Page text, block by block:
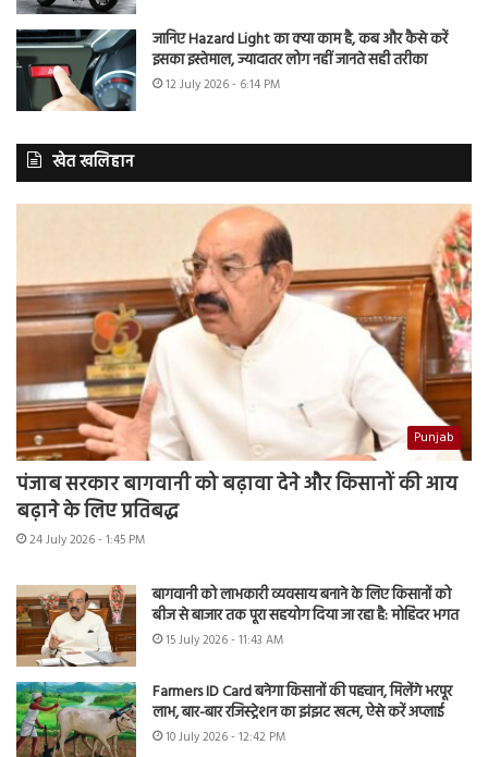
जानिए Hazard Light का क्या काम है, कब और कैसे करें
इसका इस्तेमाल, ज्यादातर लोग नहीं जानते सही तरीका
12 July 2026 - 6:14 PM
खेत खलिहान
Punjab
पंजाब सरकार बागवानी को बढ़ावा देने और किसानों की आय
बढ़ाने के लिए प्रतिबद्ध
24 July 2026 - 1:45 PM
बागवानी को लाभकारी व्यवसाय बनाने के लिए किसानों को
बीज से बाजार तक पूरा सहयोग दिया जा रहा है: मोहिंदर भगत
15 July 2026 - 11:43 AM
Farmers ID Card बनेगा किसानों की पहचान, मिलेंगे भरपूर
लाभ, बार-बार रजिस्ट्रेशन का झंझट खत्म, ऐसे करें अप्लाई
10 July 2026 - 12:42 PM